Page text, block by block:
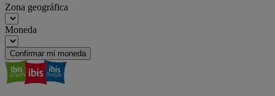
Zona geográfica
Moneda
Confirmar mi moneda